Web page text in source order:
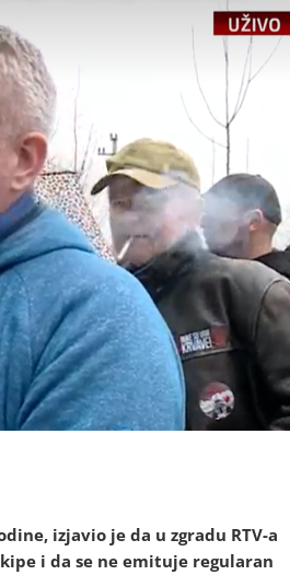
izjavio je da u zgradu RTV-a
i da se ne emituje regularan